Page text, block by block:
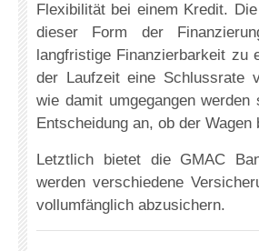
Flexibilität bei einem Kredit.
dieser Form der
langfristige Finanzierbarkeit zu
der Laufzeit eine Schlussrate
wie damit umgegangen
Entscheidung an, ob der
Letztlich bietet die GMAC
werden verschiedene
vollumfänglich abzusichern.